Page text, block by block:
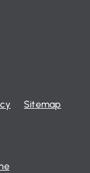
Sitemap